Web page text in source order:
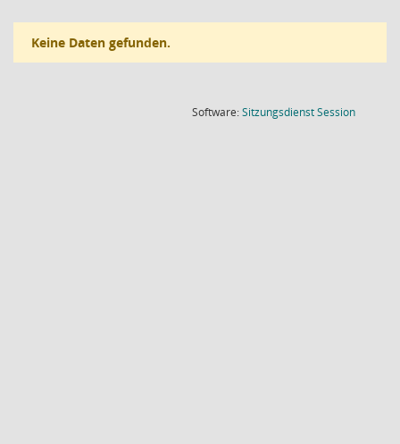
Keine Daten gefunden.
Software:SitzungsdienstSession(Wird in